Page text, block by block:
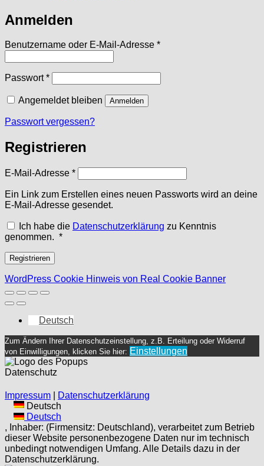
Anmelden
Benutzername oder E-Mail-Adresse *Erforderlich
Passwort*Erforderlich
Angemeldet bleiben Anmelden
Passwort vergessen?
Registrieren
E-Mail-Adresse *Erforderlich
Ein Link zum Erstellen eines neuen Passworts wird an deine
E-Mail-Adresse gesendet.
Ich habe die Datenschutzerklärung zu Kenntnis
genommen. *Erforderlich
Registrieren
WordPress Cookie Hinweis von Real Cookie Banner
Deutsch
Zum Ändern Ihrer Datenschutzeinstellung, z.B. Erteilung oder Widerruf
von Einwilligungen, klicken Sie hier: Einstellungen
Datenschutz
Impressum
Datenschutzerklärung
Deutsch
Deutsch
, Inhaber: (Firmensitz: Deutschland), verarbeitet zum Betrieb
dieser Website personenbezogene Daten nur im technisch
unbedingt notwendigen Umfang. Alle Details dazu in der
Datenschutzerklärung.